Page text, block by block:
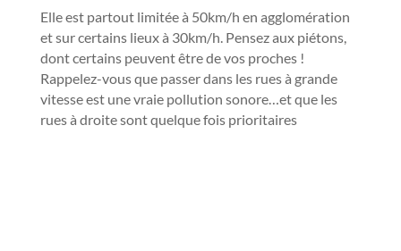
Elle est partout limitée à 50km/h en agglomération
et sur certains lieux à 30km/h. Pensez aux piétons,
dont certains peuvent être de vos proches !
Rappelez-vous que passer dans les rues à grande
vitesse est une vraie pollution sonore…et que les
rues à droite sont quelque fois prioritaires